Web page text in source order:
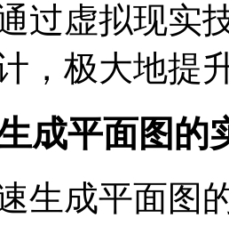
过虚拟现实
，极大地提
成平面图的
生成平面图